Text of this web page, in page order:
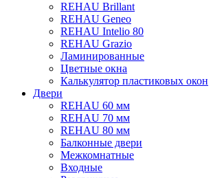
REHAU Brillant
REHAU Geneo
REHAU Intelio 80
REHAU Grazio
Ламинированные
Цветные окна
Калькулятор пластиковых окон
Двери
REHAU 60 мм
REHAU 70 мм
REHAU 80 мм
Балконные двери
Межкомнатные
Входные